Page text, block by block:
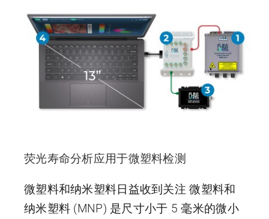
荧光寿命分析应用于微塑料检测
微塑料和纳米塑料日益收到关注 微塑料和
纳米塑料 (MNP) 是尺寸小于 5 毫米的微小